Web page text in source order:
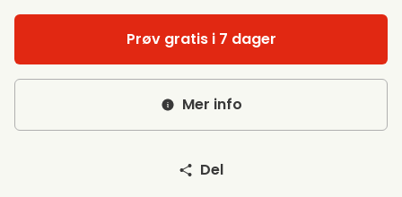
Prøv gratis i 7 dager
Mer info
Del